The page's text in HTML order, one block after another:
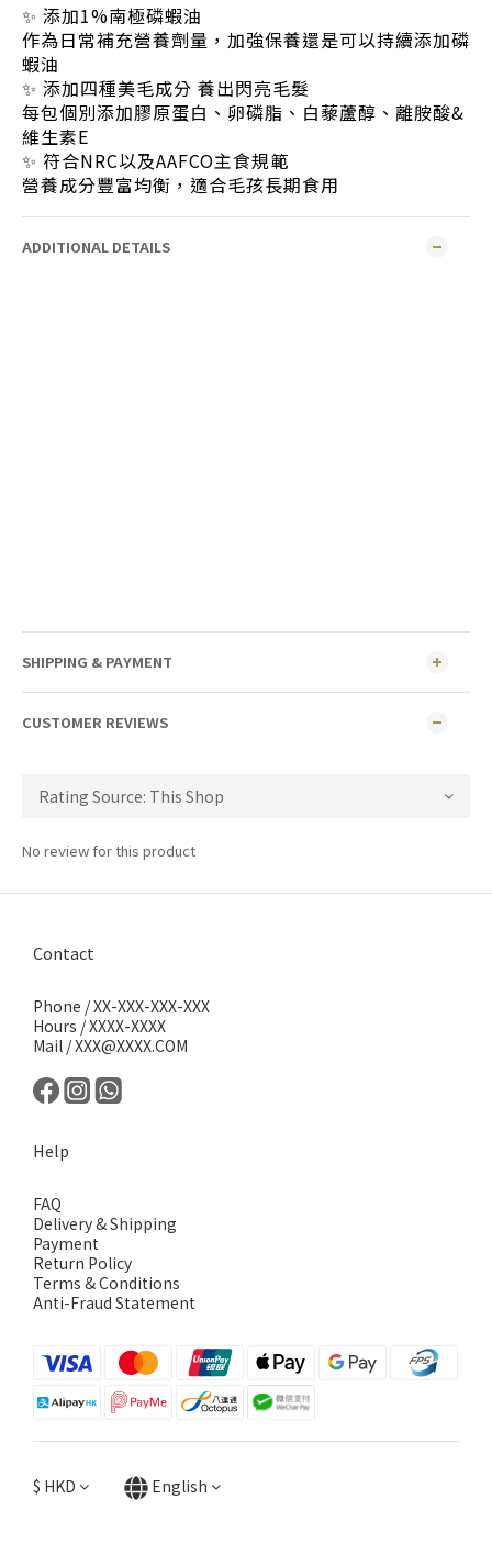
✨ 添加1%南極磷蝦油
作為日常補充營養劑量，加強保養還是可以持續添加磷
蝦油
✨ 添加四種美毛成分 養出閃亮毛髮
每包個別添加膠原蛋白、卵磷脂、白藜蘆醇、離胺酸&
維生素E
✨ 符合NRC以及AAFCO主食規範
營養成分豐富均衡，適合毛孩長期食用
ADDITIONAL DETAILS
SHIPPING & PAYMENT
CUSTOMER REVIEWS
No review for this product
Contact
Phone / XX-XXX-XXX-XXX
Hours / XXXX-XXXX
Mail / XXX@XXXX.COM
Help
FAQ
Delivery & Shipping
Payment
Return Policy
Terms & Conditions
Anti-Fraud Statement
$ HKD English